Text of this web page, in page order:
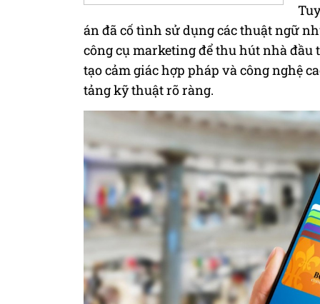
án đã cố tình sử dụng các thuật ngữ
công cụ marketing để thu hút nhà
tạo cảm giác hợp pháp và công nghệ
tảng kỹ thuật rõ ràng.